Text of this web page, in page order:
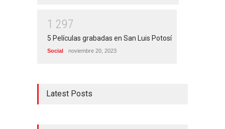
1 297
5 Películas grabadas en San Luis Potosí
Social noviembre 20, 2023
Latest Posts